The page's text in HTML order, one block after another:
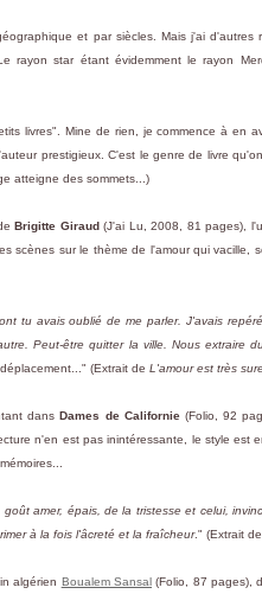
et par siècles. Mais j'ai
rayon star étant évidemment le rayon
livres". Mine de rien, je commence à en
prestigieux. C'est le genre de livre
atteigne des sommets...)
Brigitte Giraud(J'ai Lu, 2008, 81 pages),
scènes sur le thème de l'amour qui vacille,
tu avais oublié de me parler. J'avais
Peut-être quitter la ville. Nous extraire
(Extrait de L'amour est très
dansDames de Californie(Folio, 92
n'en est pas inintéressante, le style est
amer, épais, de la tristesse et celui,
à la fois l'âcreté et la fraîcheur." (Extrait de
algérien Boualem Sansal (Folio, 87 pages),